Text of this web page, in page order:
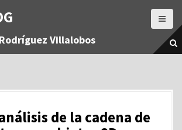
Villalobos
de la cadena de